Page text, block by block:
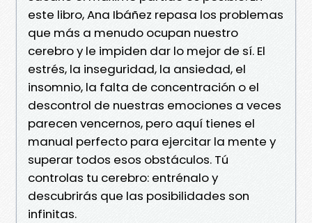
este libro, Ana Ibáñez repasa los problemas
que más a menudo ocupan nuestro
cerebro y le impiden dar lo mejor de sí. El
estrés, la inseguridad, la ansiedad, el
insomnio, la falta de concentración o el
descontrol de nuestras emociones a veces
parecen vencernos, pero aquí tienes el
manual perfecto para ejercitar la mente y
superar todos esos obstáculos. Tú
controlas tu cerebro: entrénalo y
descubrirás que las posibilidades son
infinitas.